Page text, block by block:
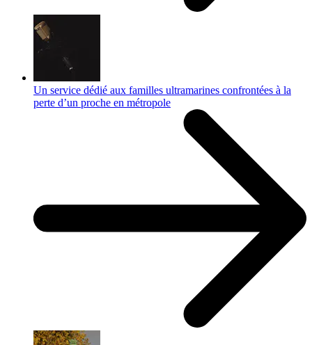
Un service dédié aux familles ultramarines confrontées à la
perte d’un proche en métropole